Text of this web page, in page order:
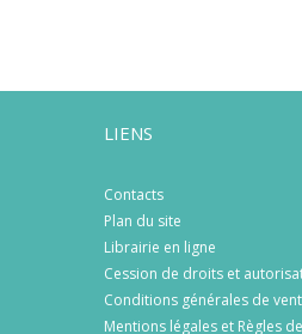
LIENS
Contacts
Plan du site
Librairie en ligne
Cession de droits et
Conditions générales de
Mentions légales et Règles